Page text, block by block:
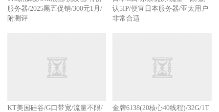
服务器/2025黑五促销/300元1月/
附测评
认5IP/便宜日本服务器/亚太用户
非常合适
KT美国硅谷/G口带宽/流量不限/ 金牌6138(20核心40线程)/32G/1T